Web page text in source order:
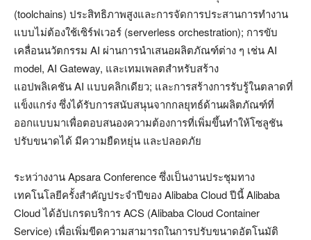
(toolchains) ประสิทธิภาพสูงและการจัดการประสานการทำงาน
แบบไม่ต้องใช้เซิร์ฟเวอร์ (serverless orchestration); การขับ
เคลื่อนนวัตกรรม AI ผ่านการนำเสนอผลิตภัณฑ์ต่าง ๆ เช่นAI
model, AI Gateway, และเทมเพลตสำหรับสร้าง
แอปพลิเคชันAI แบบคลิกเดียว; และการสร้างการรับรู้ในตลาดที่
แข็งแกร่ง ซึ่งได้รับการสนับสนุนจากกลยุทธ์ด้านผลิตภัณฑ์ที่
ออกแบบมาเพื่อตอบสนองความต้องการที่เพิ่มขึ้นทำให้โซลูชัน
ปรับขนาดได้ มีความยืดหยุ่น และปลอดภัย
ระหว่างงานApsara Conferenceซึ่งเป็นงานประชุมทาง
เทคโนโลยีครั้งสำคัญประจำปีของAlibaba Cloudปีนี้Alibaba
Cloudได้อัปเกรดบริการACS (Alibaba Cloud Container
Service) เพื่อเพิ่มขีดความสามารถในการปรับขนาดอัตโนมัติ